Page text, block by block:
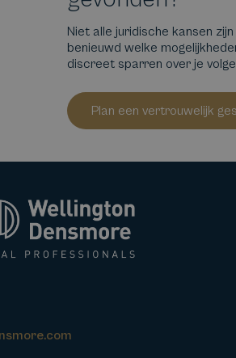
Niet alle juridische kansen
benieuwd welke
discreet sparren over je
Plan een vertrouwelijk